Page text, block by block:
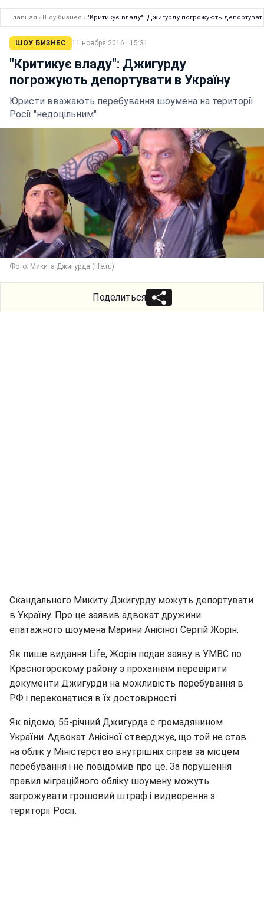
Главная › Шоу бизнес › "Критикує владу": Джигурду погрожують
ШОУ БИЗНЕС 11 ноября 2016 · 15:31
"Критикує владу": Джигурду
погрожують депортувати в Україну
Юристи вважають перебування шоумена на території
Росії "недоцільним"
Фото: Микита Джигурда (life.ru)
Поделиться
Скандального Микиту Джигурду можуть депортувати
в Україну. Про це заявив адвокат дружини
епатажного шоумена Марини Анісіної Сергій Жорін.
Як пише видання Life, Жорін подав заяву в УМВС по
Красногорскому району з проханням перевірити
документи Джигурди на можливість перебування в
РФ і переконатися в їх достовірності.
Як відомо, 55-річний Джигурда є громадянином
України. Адвокат Анісіної стверджує, що той не став
на облік у Міністерство внутрішніх справ за місцем
перебування і не повідомив про це. За порушення
правил міграційного обліку шоумену можуть
загрожувати грошовий штраф і видворення з
території Росії.